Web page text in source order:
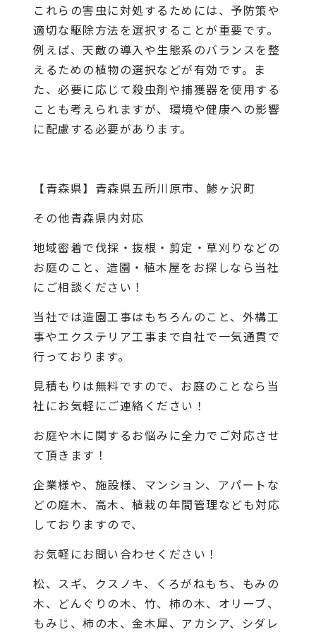
これらの害虫に対処するためには、予防策や
適切な駆除方法を選択することが重要です。
例えば、天敵の導入や生態系のバランスを整
えるための植物の選択などが有効です。ま
た、必要に応じて殺虫剤や捕獲器を使用する
ことも考えられますが、環境や健康への影響
に配慮する必要があります。
【青森県】青森県五所川原市、鯵ヶ沢町
その他青森県内対応
地域密着で伐採・抜根・剪定・草刈りなどの
お庭のこと、造園・植木屋をお探しなら当社
にご相談ください！
当社では造園工事はもちろんのこと、外構工
事やエクステリア工事まで自社で一気通貫で
行っております。
見積もりは無料ですので、お庭のことなら当
社にお気軽にご連絡ください！
お庭や木に関するお悩みに全力でご対応させ
て頂きます！
企業様や、施設様、マンション、アパートな
どの庭木、高木、植栽の年間管理なども対応
しておりますので、
お気軽にお問い合わせください！
松、スギ、クスノキ、くろがねもち、もみの
木、どんぐりの木、竹、柿の木、オリーブ、
もみじ、柿の木、金木犀、アカシア、シダレ